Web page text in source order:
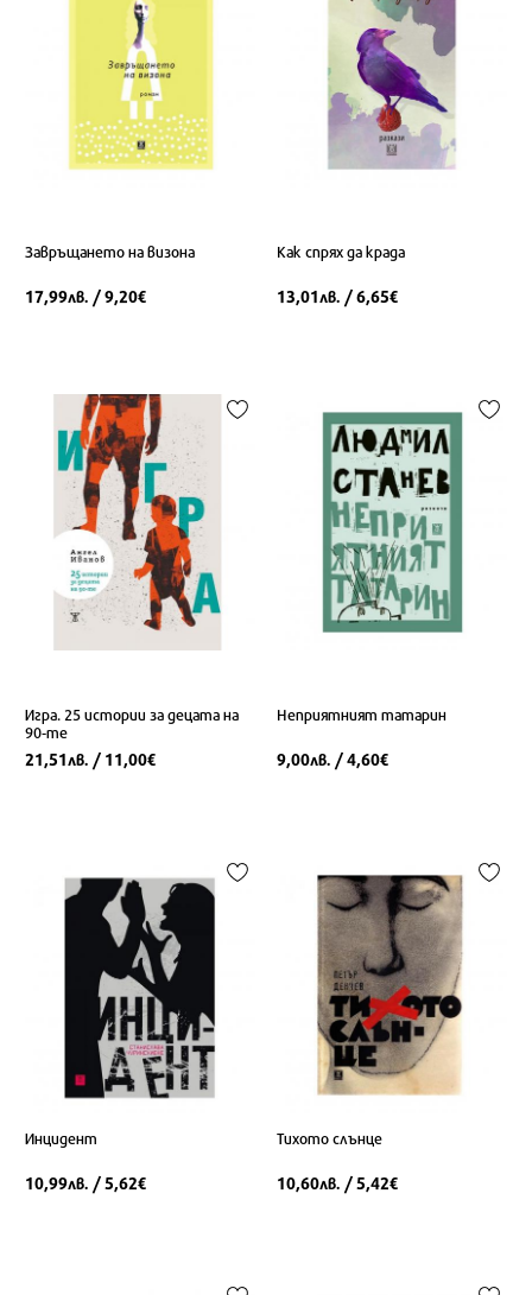
Завръщането на визона
17,99лв. / 9,20€
Как спрях да крада
13,01лв. / 6,65€
Игра. 25 истории за децата на
90-те
21,51лв. / 11,00€
Неприятният татарин
9,00лв. / 4,60€
Инцидент
10,99лв. / 5,62€
Тихото слънце
10,60лв. / 5,42€